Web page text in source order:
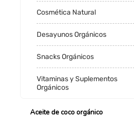
Cosmética Natural
Desayunos Orgánicos
Snacks Orgánicos
Vitaminas y Suplementos
Orgánicos
Aceite de coco orgánico